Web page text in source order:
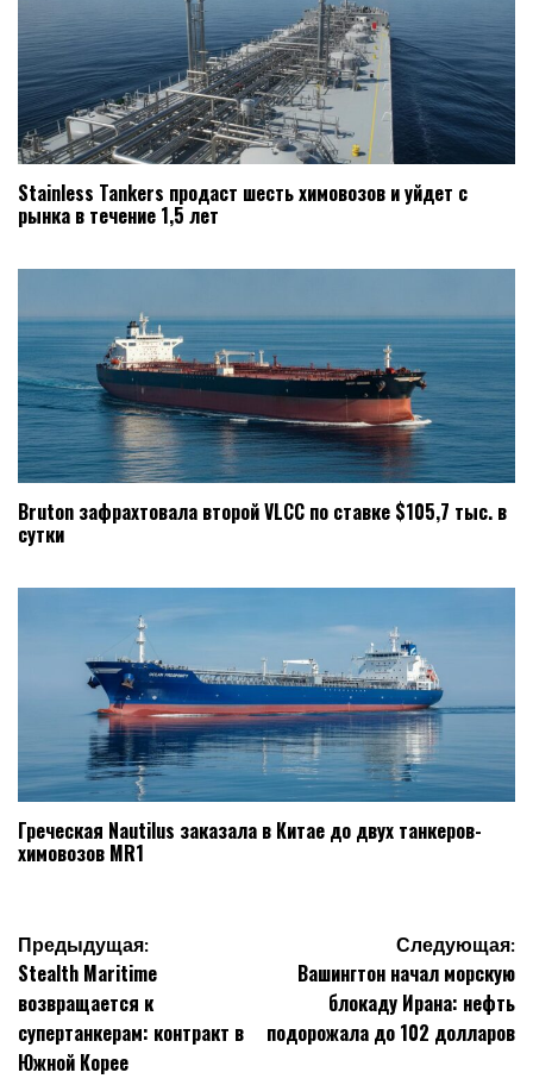
Stainless Tankers продаст шесть химовозов и уйдет с
рынка в течение 1,5 лет
Bruton зафрахтовала второй VLCC по ставке $105,7 тыс. в
сутки
Греческая Nautilus заказала в Китае до двух танкеров-
химовозов MR1
Навигация
по
записям
Предыдущая:
Stealth Maritime
возвращается к
супертанкерам: контракт в
Южной Корее
Следующая:
Вашингтон начал морскую
блокаду Ирана: нефть
подорожала до 102 долларов